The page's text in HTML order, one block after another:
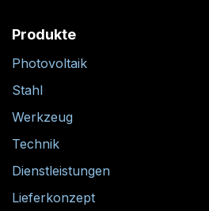
Produkte
Photovoltaik
Stahl
Werkzeug
Technik
Dienstleistungen
Lieferkonzept